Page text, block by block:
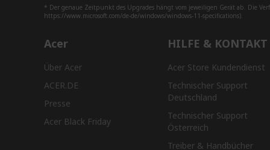
* Der genaue Zeitpunkt des Upgrades hängt vom jeweiligen Gerät ab. Die
https://www.microsoft.com/de-de/windows/windows-11-specifications).
Acer
Über Acer
ACER.DE
Presse
Acer Black Friday
HILFE & KONTAKT
Acer Store Kundendienst
Technischer Support
Deutschland
Technischer Support
Österreich
Treiber & Handbücher